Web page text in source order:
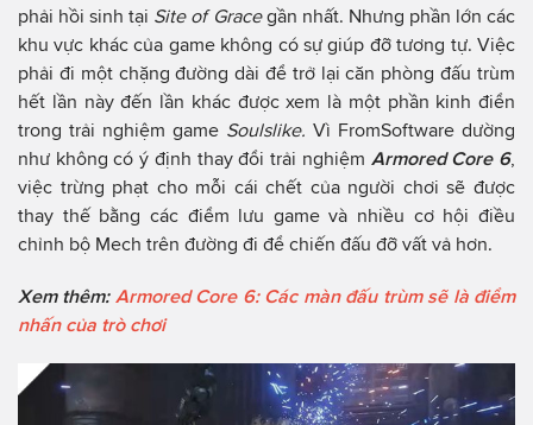
phải hồi sinh tại Site of Gracegần nhất. Nhưng phần lớn các
khu vực khác của game không có sự giúp đỡ tương tự. Việc
phải đi một chặng đường dài để trở lại căn phòng đấu trùm
hết lần này đến lần khác được xem là một phần kinh điển
trong trải nghiệm game Soulslike. Vì FromSoftware dường
như không có ý định thay đổi trải nghiệm Armored Core 6,
việc trừng phạt cho mỗi cái chết của người chơi sẽ được
thay thế bằng các điểm lưu game và nhiều cơ hội điều
chỉnh bộ Mech trên đường đi để chiến đấu đỡ vất vả hơn.
Xem thêm: Armored Core 6: Các màn đấu trùm sẽ là điểm
nhấn của trò chơi